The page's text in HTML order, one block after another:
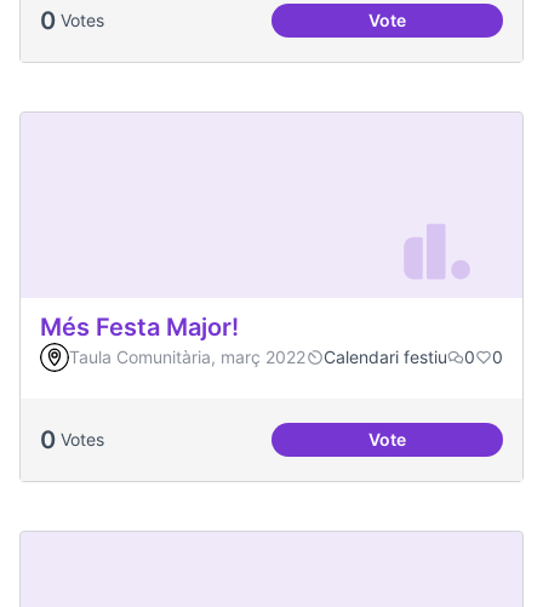
0 Votes VoteMalestar
Més Festa Major!
Taula Comunitària, març 2022 Calendari festiu 0 0
0 Votes VoteMés Festa Major!